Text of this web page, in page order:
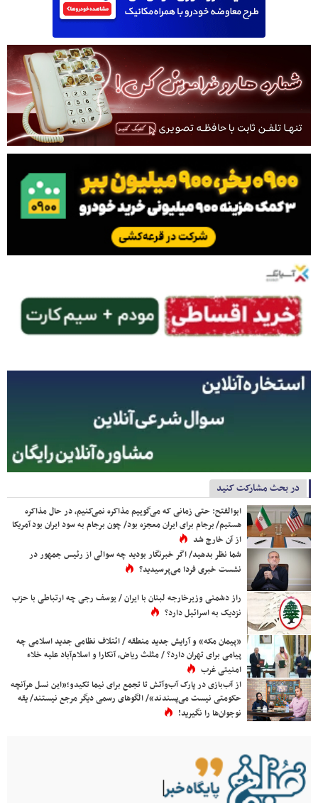
در بحث مشارکت کنید
ابوالفتح: حتی زمانی که می‌گوییم مذاکره نمی‌کنیم، در حال مذاکره
هستیم/ برجام برای ایران معجزه بود/ چون برجام به سود ایران بود آمریکا
از آن خارج شد
شما نظر بدهید/ اگر خبرنگار بودید چه سوالی از رئیس جمهور در
نشست خبری فردا می‌پرسیدید؟
راز دشمنی وزیرخارجه لبنان با ایران / یوسف رجی چه ارتباطی با حزب
نزدیک به اسرائیل دارد؟
«پیمان مکه» و آرایش جدید منطقه / ائتلاف نظامی جدید اسلامی چه
پیامی برای تهران دارد؟ / مثلث ریاض، آنکارا و اسلام‌آباد علیه خلاء
امنیتی غرب
از آب‌بازی در پارک آب‌وآتش تا تجمع برای نیما تکیدو؛«این نسل هرآنچه
حکومتی نیست می‌پسندند»/ الگوهای رسمی دیگر مرجع نیستند/ یقه
نوجوان‌ها را نگیرید!